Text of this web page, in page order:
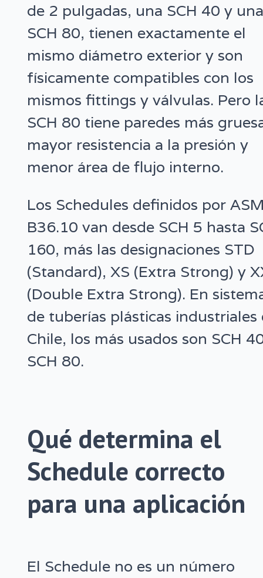
de 2 pulgadas, una SCH 40 y
SCH 80, tienen exactamente el
mismo diámetro exterior y son
físicamente compatibles con los
mismos fittings y válvulas. Pero
SCH 80 tiene paredes más
mayor resistencia a la presión y
menor área de flujo interno.
Los Schedules definidos por
B36.10 van desde SCH 5 hasta
160, más las designaciones STD
(Standard), XS (Extra Strong) y
(Double Extra Strong). En
de tuberías plásticas industriales
Chile, los más usados son SCH
SCH 80.
Qué determina el
Schedule correcto
para una aplicación
El Schedule no es un número